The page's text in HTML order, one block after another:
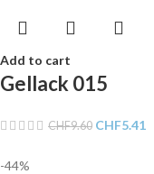
Add to cart
Gellack 015
CHF9.60 CHF5.41
-44%